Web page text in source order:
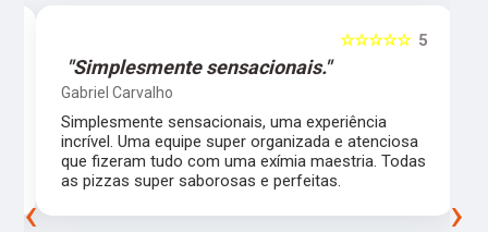
5
☆☆☆☆☆
"Simplesmente sensacionais."
Gabriel Carvalho
Simplesmente sensacionais, uma experiência
incrível. Uma equipe super organizada e atenciosa
que fizeram tudo com uma exímia maestria. Todas
as pizzas super saborosas e perfeitas.
‹ ›